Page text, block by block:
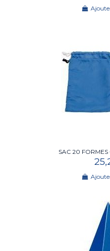
SAC 20